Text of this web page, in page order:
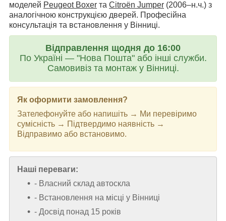
моделей Peugeot Boxer та Citroën Jumper (2006–н.ч.) з
аналогічною конструкцією дверей. Професійна
консультація та встановлення у Вінниці.
Відправлення щодня до 16:00
По Україні — "Нова Пошта" або інші служби.
Самовивіз та монтаж у Вінниці.
Як оформити замовлення?
Зателефонуйте або напишіть → Ми перевіримо
сумісність → Підтвердимо наявність →
Відправимо або встановимо.
Наші переваги:
- Власний склад автоскла
- Встановлення на місці у Вінниці
- Досвід понад 15 років